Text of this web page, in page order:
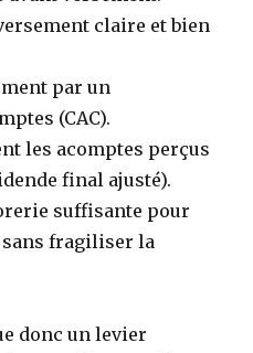
claire et bien
par un
(CAC).
les acomptes perçus
final ajusté).
suffisante pour
fragiliser la
donc un levier